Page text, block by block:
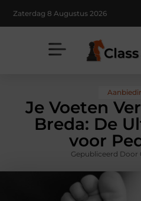
Zaterdag 8 Augustus 2026
Je Voeten
Breda: De
voor
Gepubliceerd Door